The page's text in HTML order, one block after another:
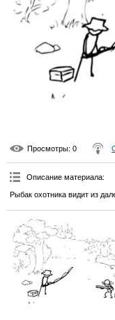
Просмотры: 0
Описание материала:
Рыбак охотника видит из